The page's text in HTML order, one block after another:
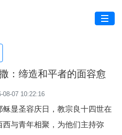
：缔造和平者的面容愈
08-07 10:22:16
稣显圣容庆日，教宗良十四世在
西与青年相聚，为他们主持弥